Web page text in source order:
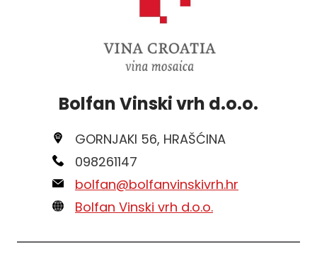
Bolfan Vinski vrh d.o.o.
GORNJAKI 56, HRAŠĆINA
098261147
bolfan@bolfanvinskivrh.hr
Bolfan Vinski vrh d.o.o.